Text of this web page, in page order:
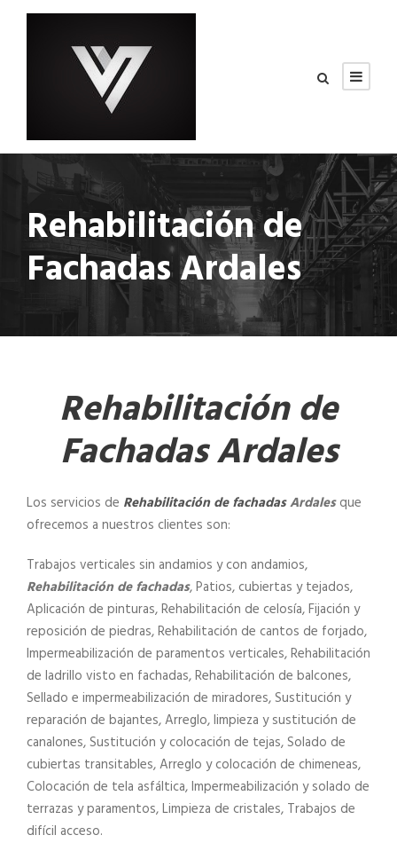
Rehabilitación de
Fachadas Ardales
Rehabilitación de
Fachadas Ardales
Los servicios de Rehabilitación de fachadasArdalesque
ofrecemos a nuestros clientes son:
Trabajos verticales sin andamios y con andamios,
Rehabilitación de fachadas, Patios, cubiertas y tejados,
Aplicación de pinturas, Rehabilitación de celosía, Fijación y
reposición de piedras, Rehabilitación de cantos de forjado,
Impermeabilización de paramentos verticales, Rehabilitación
de ladrillo visto en fachadas, Rehabilitación de balcones,
Sellado e impermeabilización de miradores, Sustitución y
reparación de bajantes, Arreglo, limpieza y sustitución de
canalones, Sustitución y colocación de tejas, Solado de
cubiertas transitables, Arreglo y colocación de chimeneas,
Colocación de tela asfáltica, Impermeabilización y solado de
terrazas y paramentos, Limpieza de cristales, Trabajos de
difícil acceso.